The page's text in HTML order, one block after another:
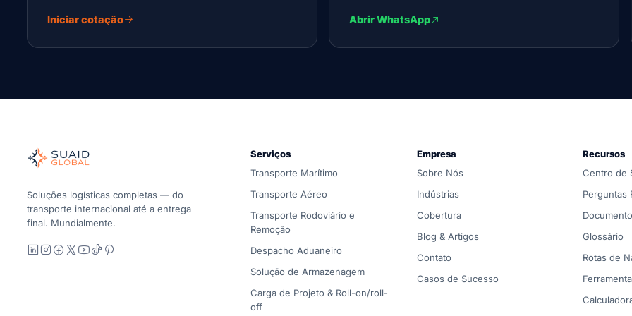
Iniciar cotação Abrir WhatsApp
Orquestrador de frete independente para oceano, ar, solo, alfândega e armazenamento globais. Roteamento neutro
Marítimo, aéreo e terrestre, comparados de forma carrier-neutral, cotados all-in e coordenados porta a porta por um
Soluções logísticas completas — do
transporte internacional até a entrega
final. Mundialmente.
LinkedIn
Instagram
Facebook
X YouTube
TikTok
Serviços
Transporte Marítimo
Transporte Aéreo
Transporte Rodoviário e
Remoção
Despacho Aduaneiro
Solução de Armazenagem
Carga de Projeto & Roll-on/roll-
off
Empresa
Sobre Nós
Indústrias
Cobertura
Blog & Artigos
Contato
Casos de Sucesso
Recursos
Centro de
Perguntas
Glossário
Rotas de